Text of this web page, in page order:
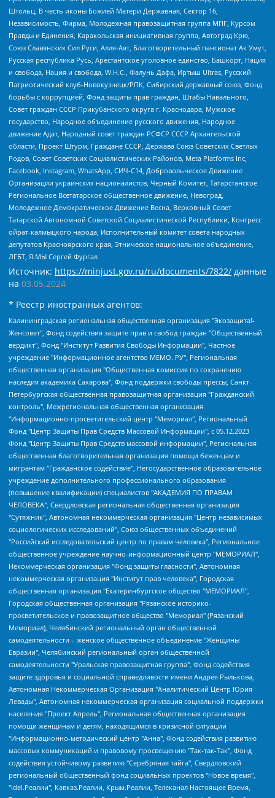
Штольц, В честь иконы Божией Матери Державная, Сектор 16,
Независимость, Фирма, Молодежная правозащитная группа МПГ, Курсом
Правды и Единения, Каракольская инициативная группа, Автоград Крю,
Союз Славянских Сил Руси, Алля-Аят, Благотворительный пансионат Ак Умут,
Русская республика Русь, Арестантское уголовное единство, Башкорт, Нация
и свобода, Нация и свобода, W.H.С., Фалунь Дафа, Иртыш Ultras, Русский
Патриотический клуб-Новокузнецк/РПК, Сибирский державный союз, Фонд
борьбы с коррупцией, Фонд защиты прав граждан, Штабы Навального,
Совет граждан СССР Прикубанского округа г. Краснодара, Мужское
государство, Народное объединение русского движения, Народное
движение Адат, Народный совет граждан РСФСР СССР Архангельской
области, Проект Штурм, Граждане СССР, Держава Союз Советских Светлых
Родов, Совет Советских Социалистических Районов, Meta Platforms Inc,
Facebook, Instagram, WhatsApp, СИЧ-С14, Добровольческое Движение
Организации украинских националистов, Черный Комитет, Татарстанское
Региональное Всетатарское общественное движение, Невоград,
Молодежное Демократическое Движение Весна, Верховный Совет
Татарской Автономной Советской Социалистической Республики, Конгресс
ойрат-калмыцкого народа, Исполнительный комитет совета народных
депутатов Красноярского края, Этническое национальное объединение,
ЛГБТ, Я.МЫ Сергей Фургал
Источник: https://minjust.gov.ru/ru/documents/7822/ данные
на 03.05.2024
* Реестр иностранных агентов:
Калининградская региональная общественная организация "Экозащита!-Женсовет", Фонд содействия защите прав и свобод граждан "Общественный вердикт", Фонд "Институт Развития Свободы Информации", Частное учреждение "Информационное агентство МЕМО. РУ", Региональная общественная организация "Общественная комиссия по сохранению наследия академика Сахарова", Фонд поддержки свободы прессы, Санкт-Петербургская общественная правозащитная организация "Гражданский контроль", Межрегиональная общественная организация "Информационно-просветительский центр "Мемориал", Региональный Фонд "Центр Защиты Прав Средств Массовой Информации", с 05.12.2023 Фонд "Центр Защиты Прав Средств массовой информации", Региональная общественная благотворительная организация помощи беженцам и мигрантам "Гражданское содействие", Негосударственное образовательное учреждение дополнительного профессионального образования (повышение квалификации) специалистов "АКАДЕМИЯ ПО ПРАВАМ ЧЕЛОВЕКА", Свердловская региональная общественная организация "Сутяжник", Автономная некоммерческая организация "Центр независимых социологических исследований", Союз общественных объединений "Российский исследовательский центр по правам человека", Региональное общественное учреждение научно-информационный центр "МЕМОРИАЛ", Некоммерческая организация "Фонд защиты гласности", Автономная некоммерческая организация "Институт прав человека", Городская общественная организация "Екатеринбургское общество "МЕМОРИАЛ", Городская общественная организация "Рязанское историко-просветительское и правозащитное общество "Мемориал" (Рязанский Мемориал), Челябинский региональный орган общественной самодеятельности – женское общественное объединение "Женщины Евразии", Челябинский региональный орган общественной самодеятельности "Уральская правозащитная группа", Фонд содействия защите здоровья и социальной справедливости имени Андрея Рылькова, Автономная Некоммерческая Организация "Аналитический Центр Юрия Левады", Автономная некоммерческая организация социальной поддержки населения "Проект Апрель", Региональная общественная организация помощи женщинам и детям, находящимся в кризисной ситуации "Информационно-методический центр "Анна", Фонд содействия развитию массовых коммуникаций и правовому просвещению "Так-так-Так", Фонд содействия устойчивому развитию "Серебряная тайга", Свердловский региональный общественный фонд социальных проектов "Новое время", "Idel.Реалии", Кавказ.Реалии, Крым.Реалии, Телеканал Настоящее Время, Татаро-башкирская служба Радио Свобода (Azatliq Radiosi), Радио Свободная Европа/Радио Свобода (PCE/PC), "Сибирь.Реалии", "Фактограф", Благотворительный фонд помощи осужденным и их семьям, Автономная некоммерческая организация "Институт глобализации и социальных движений", Фонд "В защиту прав заключенных", Частное учреждение "Центр поддержки и содействия развитию средств массовой информации", Пензенский региональный общественный благотворительный фонд "Гражданский союз", "Север.Реалии", Некоммерческая организация Фонд "Правовая инициатива", Общество с ограниченной ответственностью "Радио Свободная Европа/Радио Свобода", Чешское информационное агентство "MEDIUM-ORIENT", Красноярская региональная общественная организация "Мы против СПИДа", Камалягин Денис Николаевич, Маркелов Сергей Евгеньевич, Пономарев Лев Александрович, Савицкая Людмила Алексеевна, Автономная некоммерческая организация "Центр по работе с проблемой насилия "НАСИЛИЮ.НЕТ", Межрегиональный профессиональный союз работников здравоохранения "Альянс врачей", Юридическое лицо, зарегистрированное в Латвийской Республике, SIA "Medusa Project" (регистрационный номер 40103797863, дата регистрации 10.06.2014), Некоммерческая организация "Фонд по борьбе с коррупцией", Автономная некоммерческая организация "Институт права и публичной политики", Баданин Роман Сергеевич, Гликин Максим Александрович, Железнова Мария Михайловна, Лукьянова Юлия Сергеевна, Маетная Елизавета Витальевна, Маняхин Петр Борисович, Чуракова Ольга Владимировна, Ярош Юлия Петровна, Юридическое лицо "The Insider SIA", зарегистрированное в Риге, Латвийская Республика (дата регистрации 26.06.2015), являющееся администратором доменного имени интернет-издания "The Insider SIA", https://theins.ru, Постернак Алексей Евгеньевич, Рубин Михаил Аркадьевич, Анин Роман Александрович, Юридическое лицо Istories fonds, зарегистрированное в Латвийской Республике (регистрационный номер 50008295751, дата регистрации 24.02.2020), Великовский Дмитрий Александрович, Долинина Ирина Николаевна, Мароховская Алеся Алексеевна, Шлейнов Роман Юрьевич, Шмагун Олеся Валентиновна, Общество с ограниченной ответственностью "Альтаир 2021", Общество с ограниченной ответственностью "Вега 2021", Общество с ограниченной ответственностью "Главный редактор 2021", Общество с ограниченной ответственностью "Ромашки монолит", Важенков Артем Валерьевич, Ивановская областная общественная организация "Центр гендерных исследований", Гурман Юрий Альбертович, Медиапроект "ОВД-Инфо", Егоров Владимир Владимирович, Жилинский Владимир Александрович, Общество с ограниченной ответственностью "ЗП", Иванова София Юрьевна, Карезина Инна Павловна, Кильтау Екатерина Викторовна, Петров Алексей Викторович, Пискунов Сергей Евгеньевич, Смирнов Сергей Сергеевич, Тихонов Михаил Сергеевич, Общество с ограниченной ответственностью "ЖУРНАЛИСТ-ИНОСТРАННЫЙ АГЕНТ", Арапова Галина Юрьевна, Вольтская Татьяна Анатольевна, Американская компания "Mason G.E.S. Anonymous Foundation" (США), являющаяся владельцем интернет-издания https://mnews.world/, Компания "Stichting Bellingcat", зарегистрированная в Нидерландах (дата регистрации 11.07.2018), Захаров Андрей Вячеславович, Клепиковская Екатерина Дмитриевна, Общество с ограниченной ответственностью "МЕМО", Перл Роман Александрович, Симонов Евгений Алексеевич, Соловьева Елена Анатольевна, Сотников Даниил Владимирович, Сурначева Елизавета Дмитриевна, Автономная некоммерческая организация по защите прав человека и информированию населения "Якутия – Наше Мнение", Общество с ограниченной ответственностью "Москоу диджитал медиа", с 26.01.2023 Общество с ограниченной ответственностью "Чайка Белые сады", Ветошкина Валерия Валерьевна, Заговора Максим Александрович, Межрегиональное общественное движение "Российская ЛГБТ - сеть", Оленичев Максим Владимирович, Павлов Иван Юрьевич, Скворцова Елена Сергеевна, Общество с ограниченной ответственностью "Как бы инагент", Кочетков Игорь Викторович, Общество с ограниченной ответственностью "Честные выборы", Еланчик Олег Александрович, Общество с ограниченной ответственностью "Нобелевский призыв", Гималова Регина Эмилевна, Григорьев Андрей Валерьевич, Григорьева Алина Александровна, Ассоциация по содействию защите прав призывников, альтернативнослужащих и военнослужащих "Правозащитная группа "Гражданин.Армия.Право", Хисамова Регина Фаритовна, Автономная некоммерческая организация по реализации социально-правовых программ "Лилит", Дальневосточное общественное движение "Маяк", Санкт-Петербургская ЛГБТ-инициативная группа "Выход", Инициативная группа ЛГБТ+ "Реверс", Алексеев Андрей Викторович, Бекбулатова Таисия Львовна, Беляев Иван Михайлович, Владыкина Елена Сергеевна, Гельман Марат Александрович, Никульшина Вероника Юрьевна, Толоконникова Надежда Андреевна, Шендерович Виктор Анатольевич, Общество с ограниченной ответственностью "Данное сообщение", Общество с ограниченной ответственностью Издательский дом "Новая глава", Айнбиндер Александра Александровна, Московский комьюнити-центр для ЛГБТ+инициатив, Благотворительный фонд развития филантропии, Deutsche Welle (Германия, Kurt-Schumacher-Strasse 3, 53113 Bonn), Борзунова Мария Михайловна, Воробьев Виктор Викторович, Голубева Анна Львовна, Константинова Алла Михайловна, Малкова Ирина Владимировна, Мурадов Мурад Абдулгалимович, Осетинская Елизавета Николаевна, Понасенков Евгений Николаевич, Ганапольский Матвей Юрьевич, Киселев Евгений Алексеевич, Борухович Ирина Григорьевна, Дремин Иван Тимофеевич, Дубровский Дмитрий Викторович, Красноярская региональная общественная организация поддержки и развития альтернативных образовательных технологий и межкультурных коммуникаций "ИНТЕРРА", Маяковская Екатерина Алексеевна, Фейгин Марк Захарович, Филимонов Андрей Викторович, Дзугкоева Регина Николаевна, Доброхотов Роман Александрович, Дудь Юрий Александрович, Елкин Сергей Владимирович, Кругликов Кирилл Игоревич, Сабунаева Мария Леонидовна, Семенов Алексей Владимирович, Шаинян Карен Багратович, Шульман Екатерина Михайловна, Асафьев Артур Валерьевич, Вахштайн Виктор Семенович, Венедиктов Алексей Алексеевич, Лушникова Екатерина Евгеньевна, Волков Леонид Михайлович, Невзоров Александр Глебович, Пархоменко Сергей Борисович, Сироткин Ярослав Николаевич, Кара-Мурза Владимир Владимирович, Баранова Наталья Владимировна, Гозман Леонид Яковлевич, Кагарлицкий Борис Юльевич, Климарев Михаил Валерьевич, Милов Владимир Станиславович, Автономная некоммерческая организация Краснодарский центр современного искусства "Типография", Моргенштерн Алишер Тагирович, Соболь Любовь Эдуардовна, Общество с ограниченной ответственностью "ЛИЗА НОРМ", Каспаров Гарри Кимович, Ходорковский Михаил Борисович, Общество с ограниченной ответственностью "Апрельские тезисы", Данилович Ирина Брониславовна, Кашин Олег Владимирович, Петров Николай Владимирович, Пивоваров Алексей Владимирович, Соколов Михаил Владимирович, Цветкова Юлия Владимировна, Чичваркин Евгений Александрович, Комитет против пыток/Команда против пыток, Общество с ограниченной ответственностью "Первый научный", Общество с ограниченной ответственностью "Вертолет и ко", Белоцерковская Вероника Борисовна, Кац Максим Евгеньевич, Лазарева Татьяна Юрьевна, Шаведдинов Руслан Табризович, Яшин Илья Валерьевич, Общество с ограниченной ответственностью "Иноагент ААВ", Алешковский Дмитрий Петрович, Альбац Евгения Марковна, Быков Дмитрий Львович, Галямина Юлия Евгеньевна, Лойко Сергей Леонидович, Мартынов Кирилл Константинович, Медведев Сергей Александрович, Крашенинников Федор Геннадиевич, Гордеева Катерина Вл